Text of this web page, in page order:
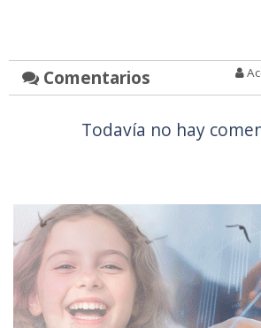
Comentarios
Todavía no hay